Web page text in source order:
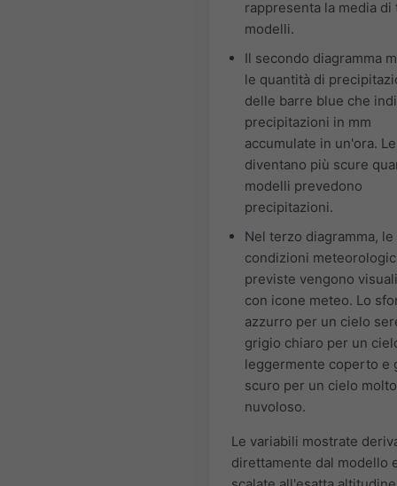
rappresenta la media di
modelli.
Il secondo diagramma
le quantità di
delle barre blue che
precipitazioni in mm
accumulate in un'ora.
diventano più scure
modelli prevedono
precipitazioni.
Nel terzo diagramma, le
condizioni
previste vengono
con icone meteo. Lo
azzurro per un cielo
grigio chiaro per un
leggermente coperto e
scuro per un cielo molto
nuvoloso.
Le variabili mostrate
direttamente dal modello